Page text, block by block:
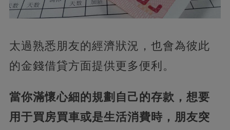
太過熟悉朋友的經濟狀況，也會為彼此
的金錢借貸方面提供更多便利。
當你滿懷心細的規劃自己的存款，想要
用于買房買車或是生活消費時，朋友突